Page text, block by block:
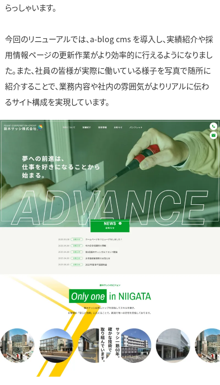
らっしゃいます。
今回のリニューアルでは、a-blog cms を導入し、実績紹介や採
用情報ページの更新作業がより効率的に行えるようになりまし
た。また、社員の皆様が実際に働いている様子を写真で随所に
紹介することで、業務内容や社内の雰囲気がよりリアルに伝わ
るサイト構成を実現しています。